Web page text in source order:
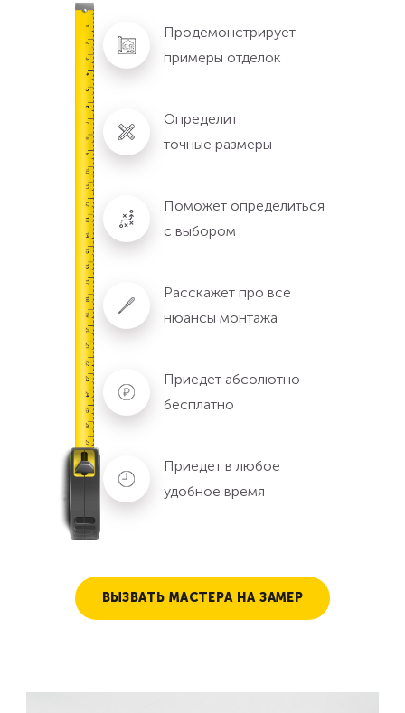
Продемонстрирует
примеры отделок
Определит
точные размеры
Поможет определиться
с выбором
Расскажет про все
нюансы монтажа
Приедет абсолютно
бесплатно
Приедет в любое
удобное время
ВЫЗВАТЬ МАСТЕРА НА ЗАМЕР